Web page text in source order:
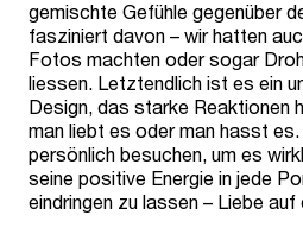
gemischte Gefühle gegenüber
fasziniert davon – wir hatten
Fotos machten oder sogar
liessen. Letztendlich ist es ein
Design, das starke Reaktionen
man liebt es oder man hasst
persönlich besuchen, um es
seine positive Energie in jede
eindringen zu lassen – Liebe